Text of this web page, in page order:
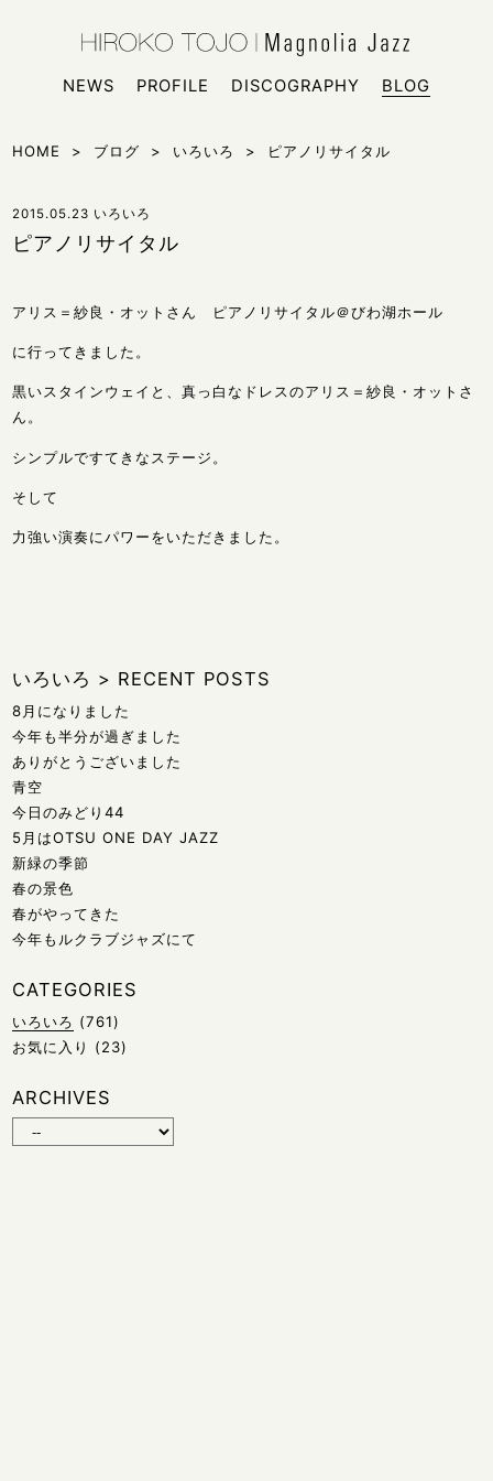
NEWS
PROFILE DISCOGRAPHY BLOG
HOME > ブログ > いろいろ > ピアノリサイタル
2015.05.23 いろいろ
ピアノリサイタル
アリス＝紗良・オットさん ピアノリサイタル＠びわ湖ホール
に行ってきました。
黒いスタインウェイと、真っ白なドレスのアリス＝紗良・オットさ
ん。
シンプルですてきなステージ。
そして
力強い演奏にパワーをいただきました。
いろいろ > RECENT POSTS
8月になりました
今年も半分が過ぎました
ありがとうございました
青空
今日のみどり44
5月はOTSU ONE DAY JAZZ
新緑の季節
春の景色
春がやってきた
今年もルクラブジャズにて
CATEGORIES
いろいろ (761)
お気に入り
(23)
ARCHIVES